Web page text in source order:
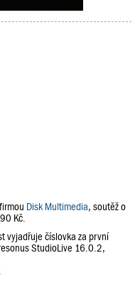
Disk Multimedia, soutěž o
Kč.
vyjadřuje číslovka za první
StudioLive 16.0.2,